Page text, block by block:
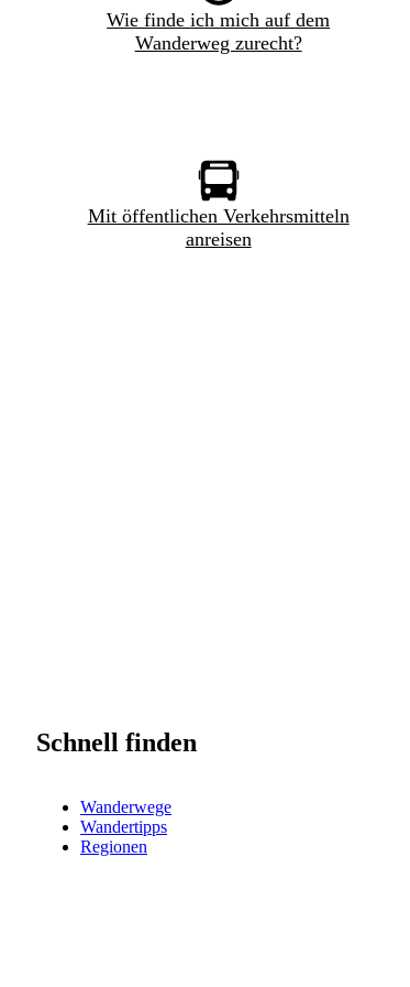
Wie finde ich mich auf dem
Wanderweg zurecht?
Mit öffentlichen Verkehrsmitteln
anreisen
Schnell finden
Wanderwege
Wandertipps
Regionen